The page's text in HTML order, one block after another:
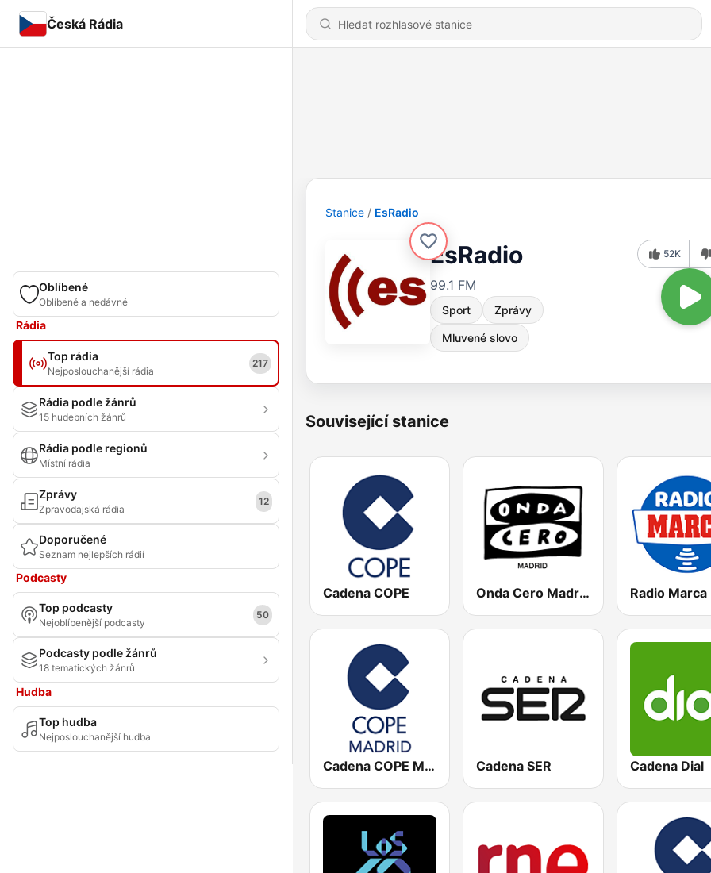
Česká Rádia
Oblíbené
Oblíbené a nedávné
Rádia
Top rádia
Nejposlouchanější rádia
217
Rádia podle žánrů
15 hudebních žánrů
Rádia podle regionů
Místní rádia
Zprávy
Zpravodajská rádia
12
Doporučené
Seznam nejlepších rádií
Podcasty
Top podcasty
Nejoblíbenější podcasty
50
Podcasty podle žánrů
18 tematických žánrů
Hudba
Top hudba
Nejposlouchanější hudba
Stanice EsRadio
EsRadio
99.1 FM
Sport Zprávy
Mluvené slovo
52K
Související stanice
Cadena COPE Onda Cero Madrid
Cadena COPE Madrid Cadena SER Cadena Dial